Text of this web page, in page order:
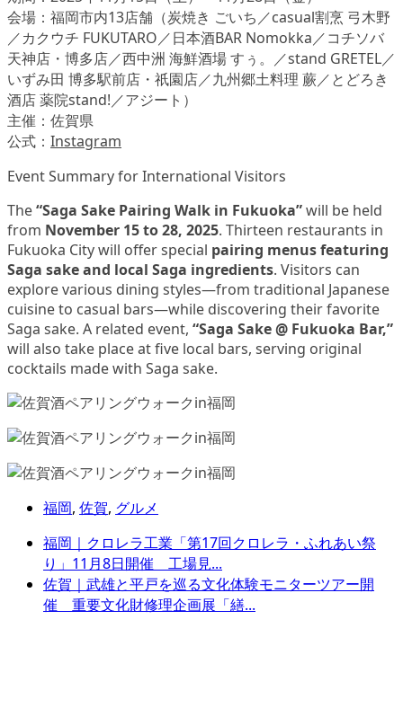
会場：福岡市内13店舗（炭焼き ごいち／casual割烹 弓木野
／カクウチ FUKUTARO／日本酒BAR Nomokka／コチソバ
天神店・博多店／西中洲 海鮮酒場 すぅ。／stand GRETEL／
いずみ田 博多駅前店・祇園店／九州郷土料理 蕨／とどろき
酒店 薬院stand!／アジート）
主催：佐賀県
公式： Instagram
Event Summary for International Visitors
The“Saga Sake Pairing Walk in Fukuoka”will be held
from November 15 to 28, 2025. Thirteen restaurants in
Fukuoka City will offer special pairing menus featuring
Saga sake and local Saga ingredients. Visitors can
explore various dining styles—from traditional Japanese
cuisine to casual bars—while discovering their favorite
Saga sake. A related event, “Saga Sake @ Fukuoka Bar,”
will also take place at five local bars, serving original
cocktails made with Saga sake.
福岡, 佐賀, グルメ
福岡｜クロレラ工業「第17回クロレラ・ふれあい祭
り」11月8日開催 工場見...
佐賀｜武雄と平戸を巡る文化体験モニターツアー開
催 重要文化財修理企画展「繕...